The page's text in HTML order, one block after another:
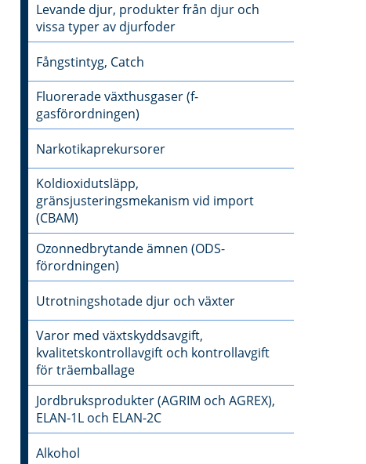
Levande djur, produkter från djur och
vissa typer av djurfoder
Fångstintyg, Catch
Fluorerade växthusgaser (f-
gasförordningen)
Narkotikaprekursorer
Koldioxidutsläpp,
gränsjusteringsmekanism vid import
(CBAM)
Ozonnedbrytande ämnen (ODS-
förordningen)
Utrotningshotade djur och växter
Varor med växtskyddsavgift,
kvalitetskontrollavgift och kontrollavgift
för träemballage
Jordbruksprodukter (AGRIM och AGREX),
ELAN-1L och ELAN-2C
Alkohol